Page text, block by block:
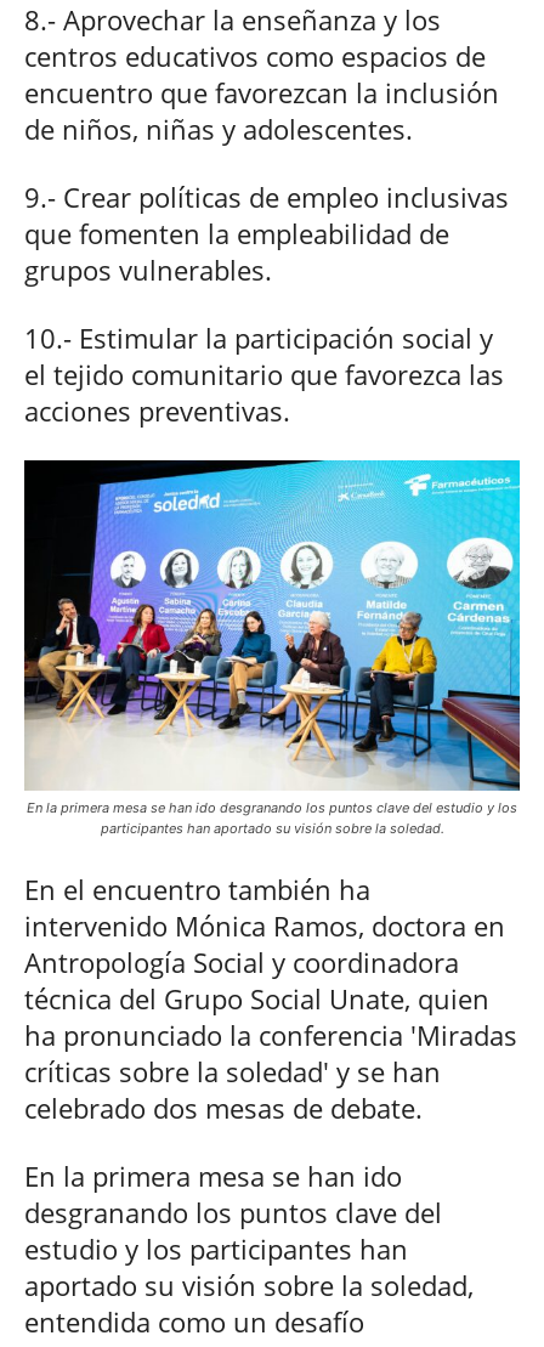
8.- Aprovechar la enseñanza y los
centros educativos como espacios de
encuentro que favorezcan la inclusión
de niños, niñas y adolescentes.
9.- Crear políticas de empleo inclusivas
que fomenten la empleabilidad de
grupos vulnerables.
10.- Estimular la participación social y
el tejido comunitario que favorezca las
acciones preventivas.
En la primera mesa se han ido desgranando los puntos clave del estudio y los
participantes han aportado su visión sobre la soledad.
En el encuentro también ha
intervenido Mónica Ramos, doctora en
Antropología Social y coordinadora
técnica del Grupo Social Unate, quien
ha pronunciado la conferencia 'Miradas
críticas sobre la soledad' y se han
celebrado dos mesas de debate.
En la primera mesa se han ido
desgranando los puntos clave del
estudio y los participantes han
aportado su visión sobre la soledad,
entendida como un desafío